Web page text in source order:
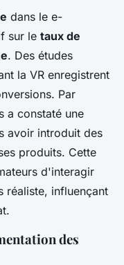
dans le e-
sur le taux de
. Des études
la VR enregistrent
Par
a constaté une
avoir introduit des
produits. Cette
d'interagir
réaliste, influençant
des